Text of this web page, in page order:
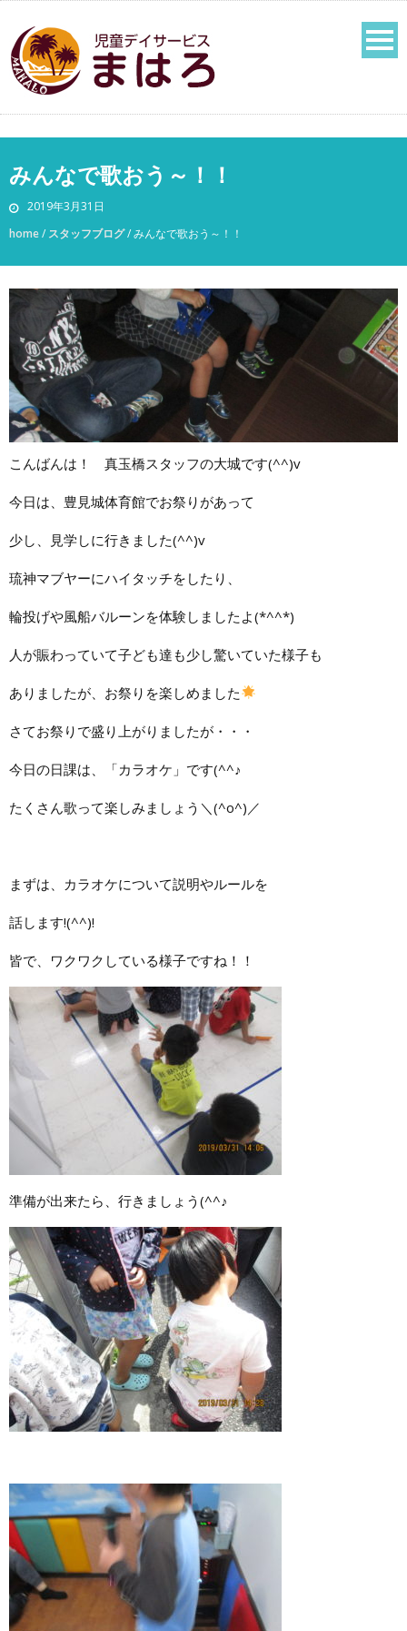
みんなで歌おう～！！
2019年3月31日
home/ スタッフブログ/みんなで歌おう～！！
こんばんは！ 真玉橋スタッフの大城です(^^)v
今日は、豊見城体育館でお祭りがあって
少し、見学しに行きました(^^)v
琉神マブヤーにハイタッチをしたり、
輪投げや風船バルーンを体験しましたよ(*^^*)
人が賑わっていて子ども達も少し驚いていた様子も
ありましたが、お祭りを楽しめました
さてお祭りで盛り上がりましたが・・・
今日の日課は、「カラオケ」です(^^♪
たくさん歌って楽しみましょう＼(^o^)／
まずは、カラオケについて説明やルールを
話します!(^^)!
皆で、ワクワクしている様子ですね！！
準備が出来たら、行きましょう(^^♪